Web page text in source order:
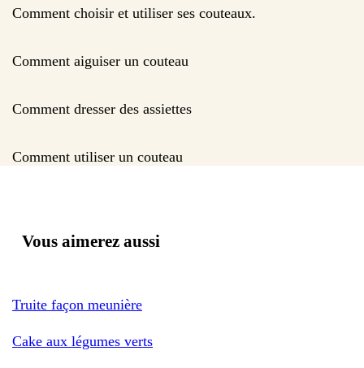
Comment choisir et utiliser ses couteaux.
Comment aiguiser un couteau
Comment dresser des assiettes
Comment utiliser un couteau
Vous aimerez aussi
Truite façon meunière
Cake aux légumes verts